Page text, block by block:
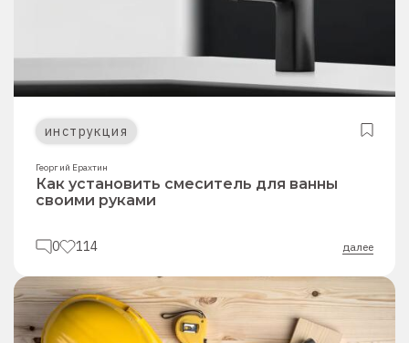
инструкция
Георгий Ерахтин
Как установить смеситель для ванны
своими руками
0 114 далее